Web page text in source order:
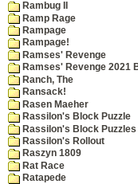
Rambug II
Ramp Rage
Rampage
Rampage!
Ramses' Revenge
Ramses' Revenge 2021
Ranch, The
Ransack!
Rasen Maeher
Rassilon's Block Puzzle
Rassilon's Block Puzzles
Rassilon's Rollout
Raszyn 1809
Rat Race
Ratapede